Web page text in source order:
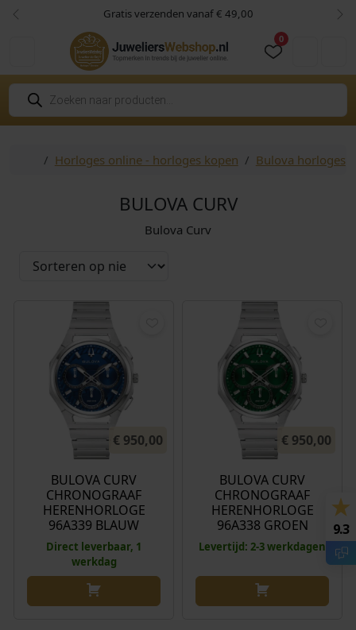
Skip to content
Skip to footer Gratis verzenden vanaf € 49,00
Vorige
0
P
o
d
HomeHorloges online - horloges kopen Bulova horloges
BULOVA CURV
Bulova Curv
€ 950,00
BULOVA CURV
CHRONOGRAAF
HERENHORLOGE
96A339 BLAUW
Direct leverbaar, 1
werkdag
€ 950,00
BULOVA CURV
CHRONOGRAAF
HERENHORLOGE
96A338 GROEN
Levertijd: 2-3 werkdagen
9.3